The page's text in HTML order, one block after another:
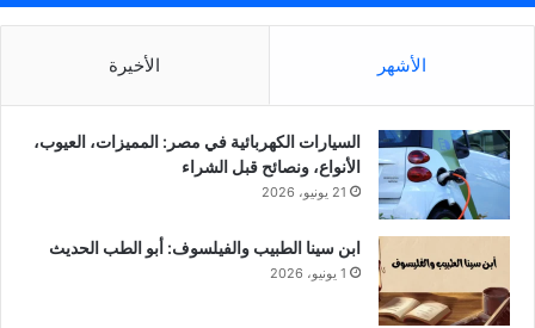
الأشهر الأخيرة
السيارات الكهربائية في مصر: المميزات، العيوب،
الأنواع، ونصائح قبل الشراء
21 يونيو، 2026
ابن سينا الطبيب والفيلسوف: أبو الطب الحديث
1 يونيو، 2026